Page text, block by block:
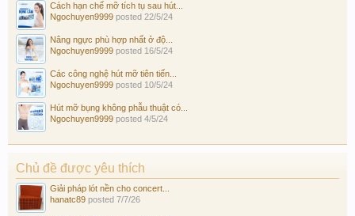
Cách hạn chế mỡ tích tụ sau hút...
Ngochuyen9999 posted 22/5/24
Nâng ngực phù hợp nhất ở độ...
Ngochuyen9999 posted 16/5/24
Các công nghệ hút mỡ tiên tiến...
Ngochuyen9999 posted 10/5/24
Hút mỡ bụng không phẫu thuật có...
Ngochuyen9999 posted 4/5/24
Chủ đề được yêu thích
Giải pháp lót nền cho concert...
hanatc89 posted 7/7/26